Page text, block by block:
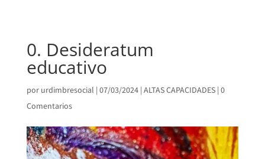
0. Desideratum
educativo
por urdimbresocial | 07/03/2024| ALTAS CAPACIDADES| 0
Comentarios